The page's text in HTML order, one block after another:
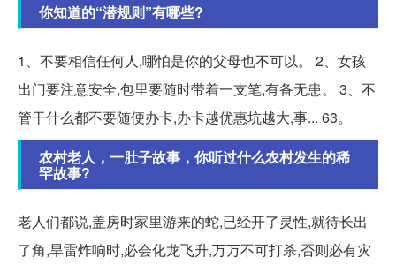
你知道的“潜规则”有哪些?
1、不要相信任何人,哪怕是你的父母也不可以。 2、女孩
出门要注意安全,包里要随时带着一支笔,有备无患。 3、不
管干什么都不要随便办卡,办卡越优惠坑越大,事... 63。
农村老人，一肚子故事，你听过什么农村发生的稀
罕故事?
老人们都说,盖房时家里游来的蛇,已经开了灵性,就待长出
了角,旱雷炸响时,必会化龙飞升,万万不可打杀,否则必有灾